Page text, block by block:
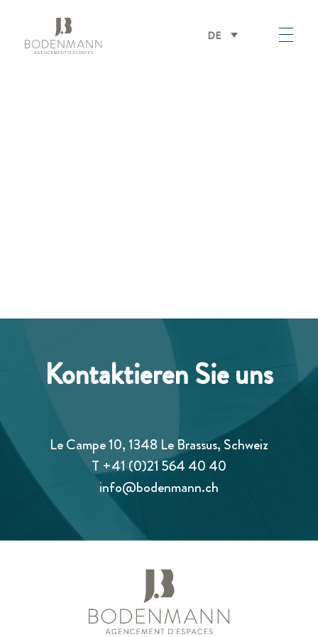
DE
Kontaktieren Sie uns
Le Campe 10, 1348 Le Brassus, Schweiz
T +41 (0)21 564 40 40
info@bodenmann.ch